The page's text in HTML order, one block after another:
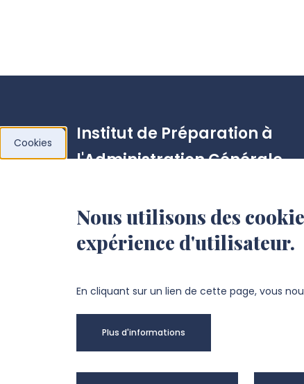
Institut de Préparation à
l'Administration Générale
Pôle Cathédrale
10 Placette Lafleur, 80027 AMIENS CEDEX 1
+33 3 22 82 71 31
Cookies
Nous utilisons des
expérience d'utilisateur.
En cliquant sur un lien de cette page, vous
Plus d'informations